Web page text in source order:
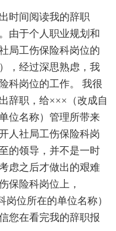
时间阅读我的辞职
由于个人职业规划和
局工伤保险科岗位的
，经过深思熟虑，我
科岗位的工作。 我很
辞职，给×××（改成自
位名称）管理所带来
人社局工伤保险科岗
的领导，并不是一时
虑之后才做出的艰难
保险科岗位上，
位所在的单位名称）
您在看完我的辞职报